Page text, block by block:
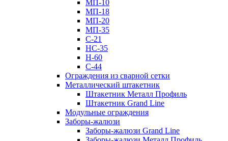
МП-10
МП-18
МП-20
МП-35
С-21
НС-35
Н-60
С-44
Ограждения из сварной сетки
Металлический штакетник
Штакетник Металл Профиль
Штакетник Grand Line
Модульные ограждения
Заборы-жалюзи
Заборы-жалюзи Grand Line